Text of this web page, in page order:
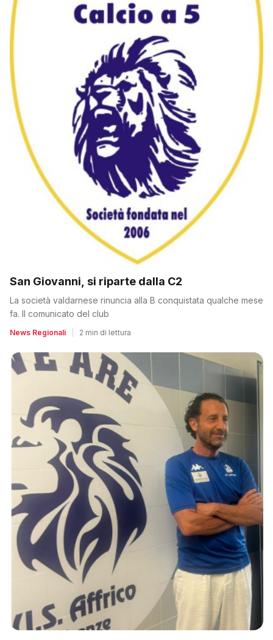
San Giovanni, si riparte dalla C2
La società valdarnese rinuncia alla B conquistata qualche mese
fa. Il comunicato del club
News Regionali 2 min di lettura